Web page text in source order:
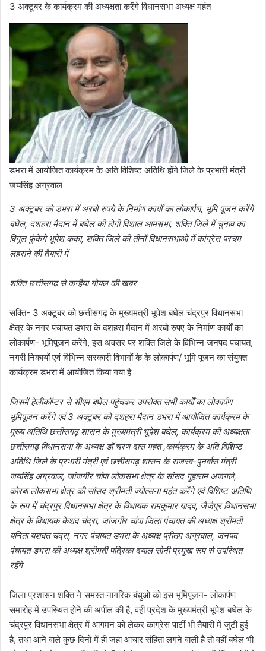
3 अक्टूबर के कार्यक्रम की अध्यक्षता करेंगे विधानसभा अध्यक्ष महंत
डभरा में आयोजित कार्यक्रम के अति विशिष्ट अतिथि होंगे जिले के प्रभारी मंत्री
जयसिंह अग्रवाल
3 अक्टूबर को डभरा में अरबो रुपये के निर्माण कार्यों का लोकार्पण, भूमि पूजन करेंगे
बघेल, दशहरा मैदान में बघेल की होगी विशाल आमसभा, शक्ति जिले में चुनाव का
बिंगुल फुंकेगे भूपेश कका, शक्ति जिले की तीनों विधानसभाओं में कांग्रेस परचम
लहराने की तैयारी में
शक्ति छत्तीसगढ़ से कन्हैया गोयल की खबर
सक्ति- 3 अक्टूबर को छत्तीसगढ़ के मुख्यमंत्री भूपेश बघेल चंद्रपुर विधानसभा
क्षेत्र के नगर पंचायत डभरा के दशहरा मैदान में अरबो रुपए के निर्माण कार्यों का
लोकार्पण- भूमिपूजन करेंगे, इस अवसर पर शक्ति जिले के विभिन्न जनपद पंचायत,
नगरी निकायों एवं विभिन्न सरकारी विभागों के के लोकार्पण/ भूमि पूजन का संयुक्त
कार्यक्रम डभरा में आयोजित किया गया है
जिसमें हेलीकॉप्टर से सीएम बघेल पहुंचकर उपरोक्त सभी कार्यों का लोकार्पण
भूमिपूजन करेंगे एवं 3 अक्टूबर को दशहरा मैदान डभरा में आयोजित कार्यक्रम के
मुख्य अतिथि छत्तीसगढ़ शासन के मुख्यमंत्री भूपेश बघेल, कार्यक्रम की अध्यक्षता
छत्तीसगढ़ विधानसभा के अध्यक्ष डॉ चरण दास महंत ,कार्यक्रम के अति विशिष्ट
अतिथि जिले के प्रभारी मंत्री एवं छत्तीसगढ़ शासन के राजस्व-पुनर्वास मंत्री
जयसिंह अग्रवाल, जांजगीर चांपा लोकसभा क्षेत्र के सांसद गुहाराम अजगले,
कोरबा लोकसभा क्षेत्र की सांसद श्रीमती ज्योत्सना महंत करेंगे एवं विशिष्ट अतिथि
के रूप में चंद्रपुर विधानसभा क्षेत्र के विधायक रामकुमार यादव, जैजैपुर विधानसभा
क्षेत्र के विधायक केशव चंद्रा, जांजगीर चांपा जिला पंचायत की अध्यक्ष श्रीमती
यनिता यशवंत चंद्रा, नगर पंचायत डभरा के अध्यक्ष प्रीतम अग्रवाल, जनपद
पंचायत डभरा की अध्यक्ष श्रीमती पत्रिका दयाल सोनी प्रमुख रूप से उपस्थित
रहेंगे
जिला प्रशासन शक्ति ने समस्त नागरिक बंधुओ को इस भूमिपूजन- लोकार्पण
समारोह में उपस्थित होने की अपील की है, वहीं प्रदेश के मुख्यमंत्री भूपेश बघेल के
चंद्रपुर विधानसभा क्षेत्र में आगमन को लेकर कांग्रेस पार्टी भी तैयारी में जुटी हुई
है, तथा आने वाले कुछ दिनों में ही जहां आचार संहिता लगने वाली है तो वहीं बघेल भी